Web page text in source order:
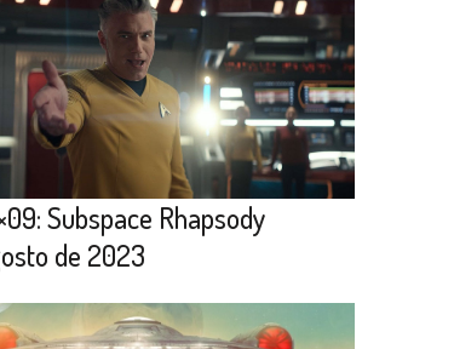
Subspace Rhapsody
de 2023